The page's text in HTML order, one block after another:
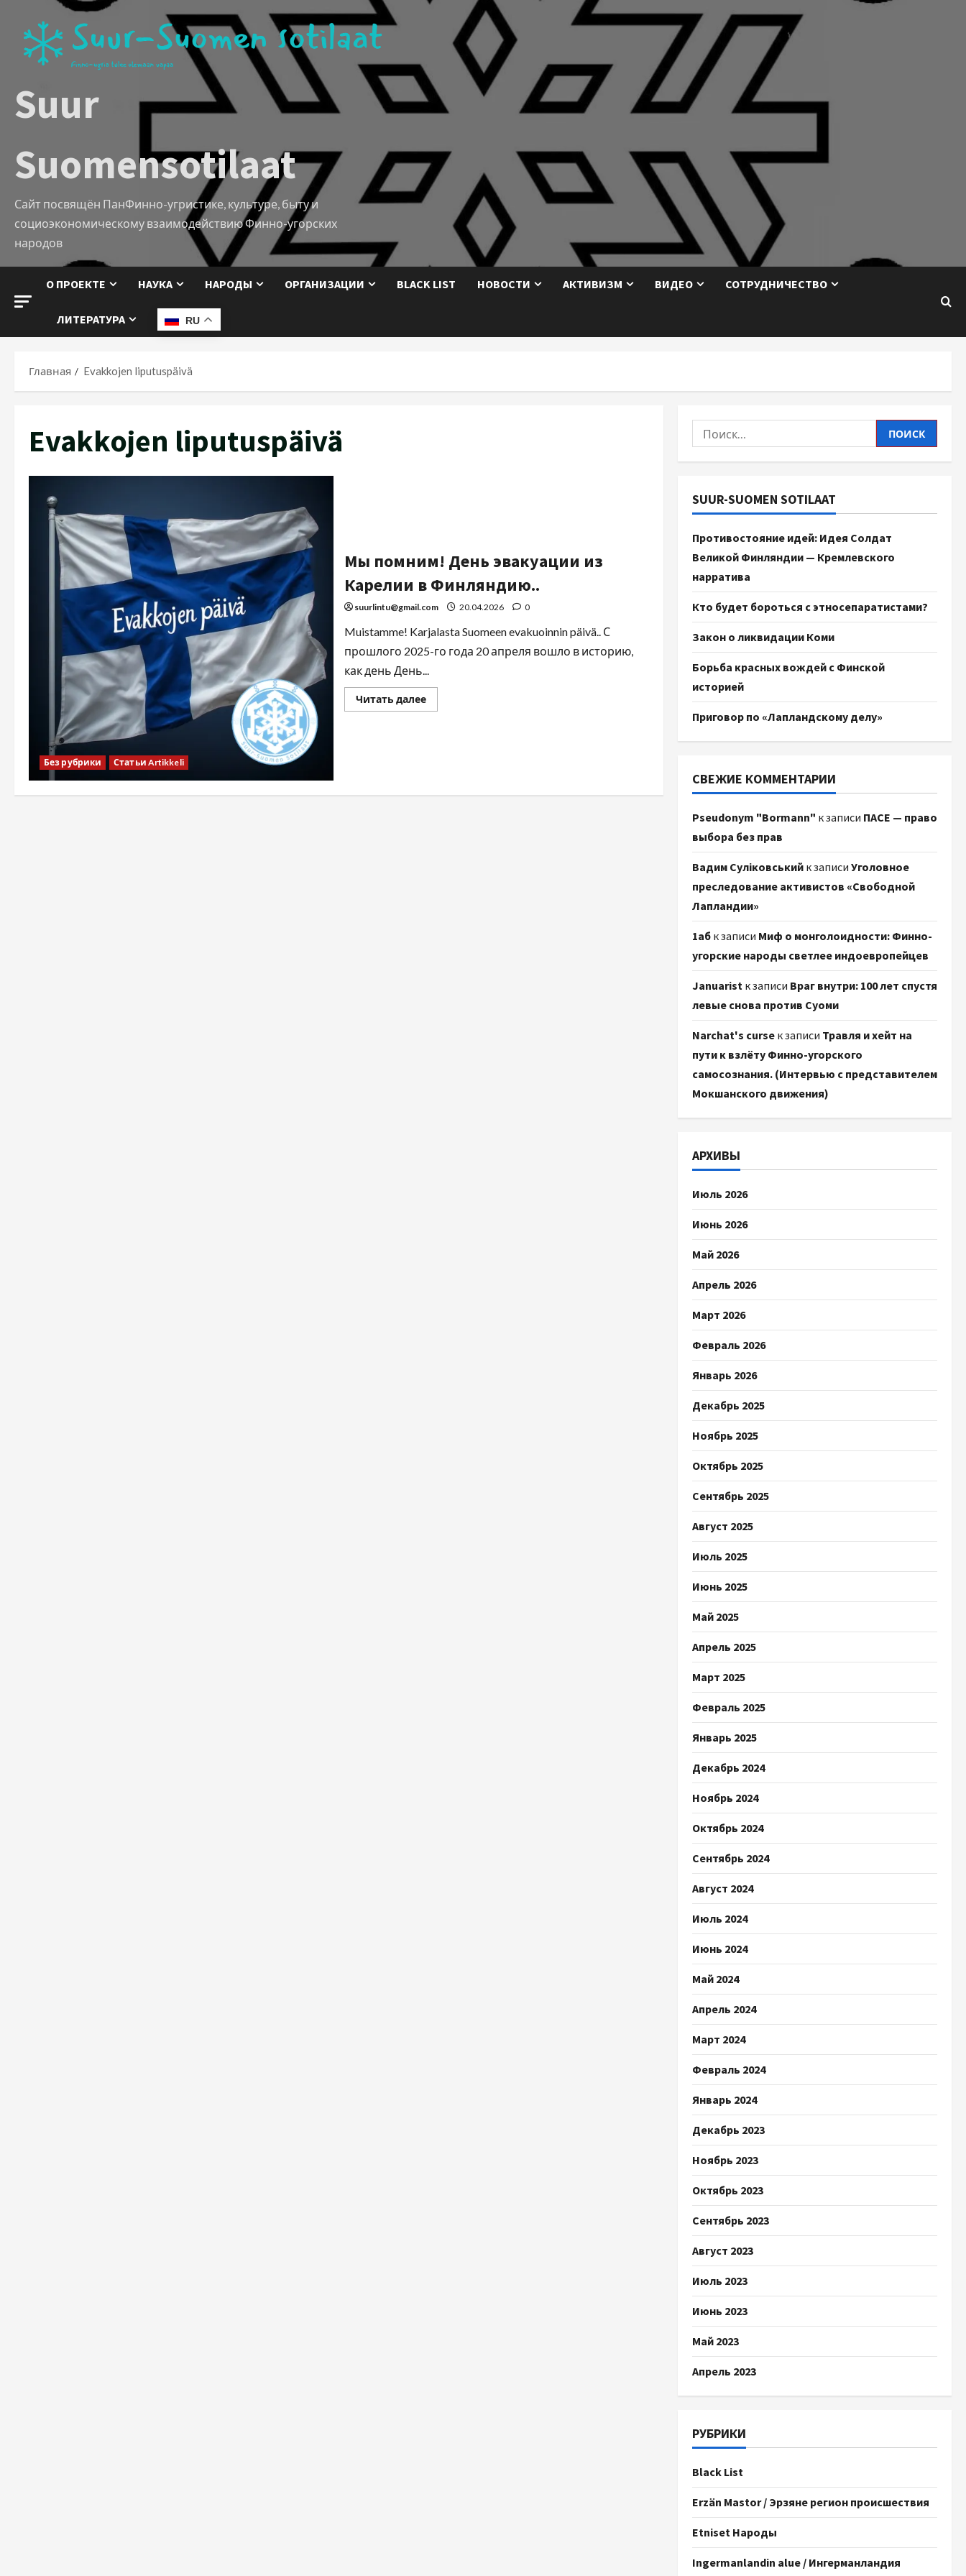
Suur
Suomensotilaat
Сайт посвящён ПанФинно-угристике, культуре, быту и
социоэкономическому взаимодействию Финно-угорских
народов
О ПРОЕКТЕ НАУКА НАРОДЫ ОРГАНИЗАЦИИ BLACK LIST НОВОСТИ АКТИВИЗМ ВИДЕО СОТРУДНИЧЕСТВО
ЛИТЕРАТУРА RU
Главная Evakkojen liputuspäivä
Evakkojen liputuspäivä
Без рубрики Статьи Artikkeli
Мы помним! День эвакуации из
Карелии в Финляндию..
suurlintu@gmail.com 20.04.2026 0
Muistamme! Karjalasta Suomeen evakuoinnin päivä.. С
прошлого 2025-го года 20 апреля вошло в историю,
как день День...
Читать далее
SUUR-SUOMEN SOTILAAT
Противостояние идей: Идея Солдат
Великой Финляндии — Кремлевского
нарратива
Кто будет бороться с этносепаратистами?
Закон о ликвидации Коми
Борьба красных вождей с Финской
историей
Приговор по «Лапландскому делу»
СВЕЖИЕ КОММЕНТАРИИ
Pseudonym "Bormann" к записи ПАСЕ — право
выбора без прав
Вадим Суліковськийк записи Уголовное
преследование активистов «Свободной
Лапландии»
1абк записи Миф о монголоидности: Финно-
угорские народы светлее индоевропейцев
Januaristк записи Враг внутри: 100 лет спустя
левые снова против Суоми
Narchat's curseк записи Травля и хейт на
пути к взлёту Финно-угорского
самосознания. (Интервью с представителем
Мокшанского движения)
АРХИВЫ
Июль 2026
Июнь 2026
Май 2026
Апрель 2026
Март 2026
Февраль 2026
Январь 2026
Декабрь 2025
Ноябрь 2025
Октябрь 2025
Сентябрь 2025
Август 2025
Июль 2025
Июнь 2025
Май 2025
Апрель 2025
Март 2025
Февраль 2025
Январь 2025
Декабрь 2024
Ноябрь 2024
Октябрь 2024
Сентябрь 2024
Август 2024
Июль 2024
Июнь 2024
Май 2024
Апрель 2024
Март 2024
Февраль 2024
Январь 2024
Декабрь 2023
Ноябрь 2023
Октябрь 2023
Сентябрь 2023
Август 2023
Июль 2023
Июнь 2023
Май 2023
Апрель 2023
РУБРИКИ
Black List
Erzän Mastor / Эрзяне регион происшествия
Etniset Народы
Ingermanlandin alue / Ингерманландия